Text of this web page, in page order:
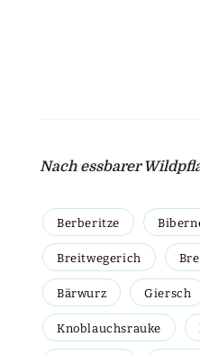
Nach essbarer
Berberitze
Breitwegerich
Bärwurz Giersch
Knoblauchsrauke